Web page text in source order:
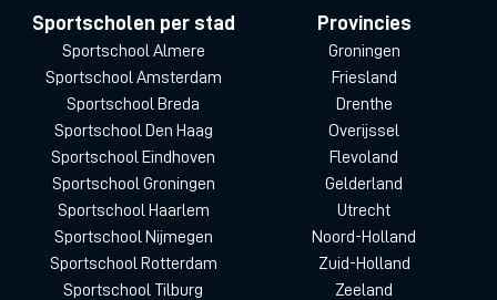
Sportscholen per stad
Sportschool Almere
Sportschool Amsterdam
Sportschool Breda
Sportschool Den Haag
Sportschool Eindhoven
Sportschool Groningen
Sportschool Haarlem
Sportschool Nijmegen
Sportschool Rotterdam
Sportschool Tilburg
Provincies
Groningen
Friesland
Drenthe
Overijssel
Flevoland
Gelderland
Utrecht
Noord-Holland
Zuid-Holland
Zeeland